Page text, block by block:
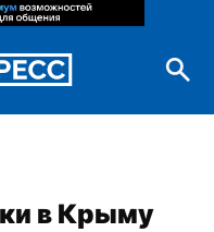
в Крыму